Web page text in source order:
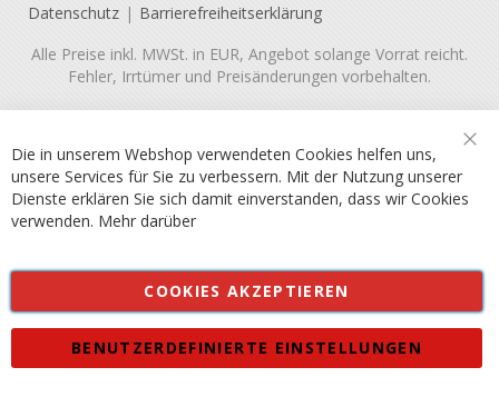
Datenschutz
Barrierefreiheitserklärung
Alle Preise inkl. MWSt. in EUR, Angebot solange Vorrat reicht.
Fehler, Irrtümer und Preisänderungen vorbehalten.
Die in unserem Webshop verwendeten Cookies helfen uns,
unsere Services für Sie zu verbessern. Mit der Nutzung unserer
Dienste erklären Sie sich damit einverstanden, dass wir Cookies
verwenden. Mehr darüber
COOKIES AKZEPTIEREN
BENUTZERDEFINIERTE EINSTELLUNGEN